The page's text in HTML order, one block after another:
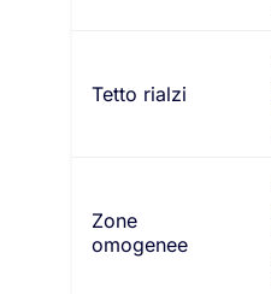
Tetto rialzi
Zone
omogenee